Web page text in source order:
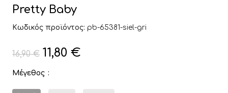
Pretty Baby
Κωδικός προϊόντος: pb-65381-siel-gri
16,90€ 11,80 €
Μέγεθος